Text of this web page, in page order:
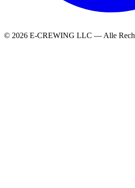
© 2026 E-CREWING LLC — Alle